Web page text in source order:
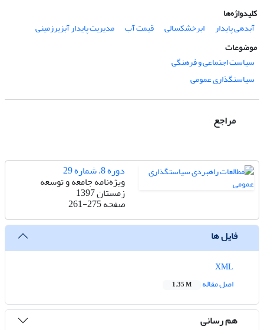
کلیدواژه‌ها
آبدهی پایدار
ابرخشکسالی قیمت آب
مدیریت پایدار آب‏زیرزمینی
موضوعات
سیاست اجتماعی و فرهنگی
سیاستگذاری عمومی
مراجع
دوره 8، شماره 29
ویژه‌نامه جامعه و توسعه
زمستان 1397
صفحه261-275
فایل ها
اصل مقاله
1.35 M
هم رسانی